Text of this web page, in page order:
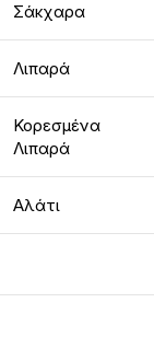
Σάκχαρα
Λιπαρά
Κορεσμένα
Λιπαρά
Αλάτι